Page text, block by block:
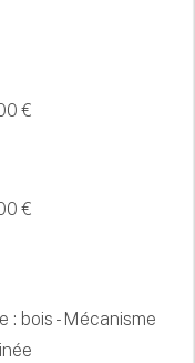
€
€
: bois - Mécanisme